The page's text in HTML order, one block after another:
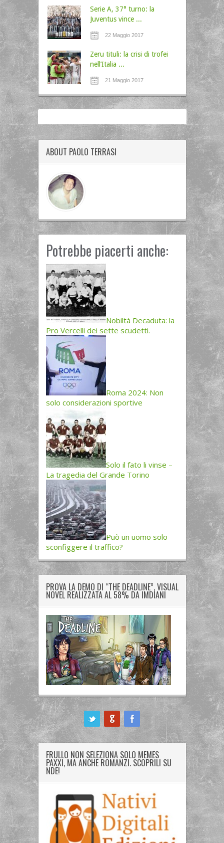
Serie A, 37° turno: la
Juventus vince ...
22 Maggio 2017
Zeru tituli: la crisi di trofei
nell’Italia ...
21 Maggio 2017
ABOUT PAOLO TERRASI
Potrebbe piacerti anche:
Nobiltà Decaduta: la
Pro Vercelli dei sette scudetti.
Roma 2024: Non
solo considerazioni sportive
Solo il fato li vinse –
La tragedia del Grande Torino
Può un uomo solo
sconfiggere il traffico?
PROVA LA DEMO DI “THE DEADLINE”, VISUAL
NOVEL REALIZZATA AL 58% DA IMDIANI
FRULLO NON SELEZIONA SOLO MEMES
PAXXI, MA ANCHE ROMANZI. SCOPRILI SU
NDE!